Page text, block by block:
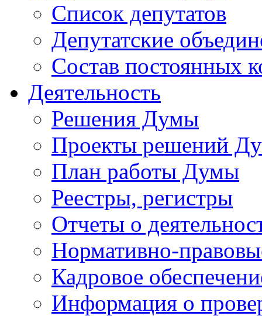
Список депутатов
Депутатские
Состав постоянных
Деятельность
Решения Думы
Проекты решений
План работы Думы
Реестры, регистры
Отчеты о
Нормативно-
Кадровое
Информация о